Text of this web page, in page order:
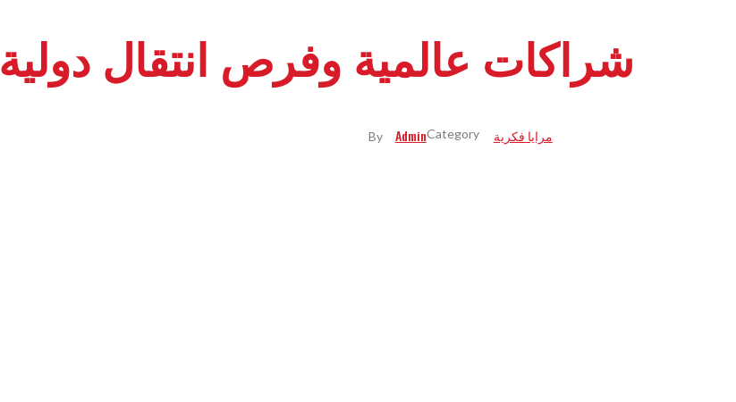
شراكات عالمية وفرص انتقال دولية
By Admin مرايا فكرية